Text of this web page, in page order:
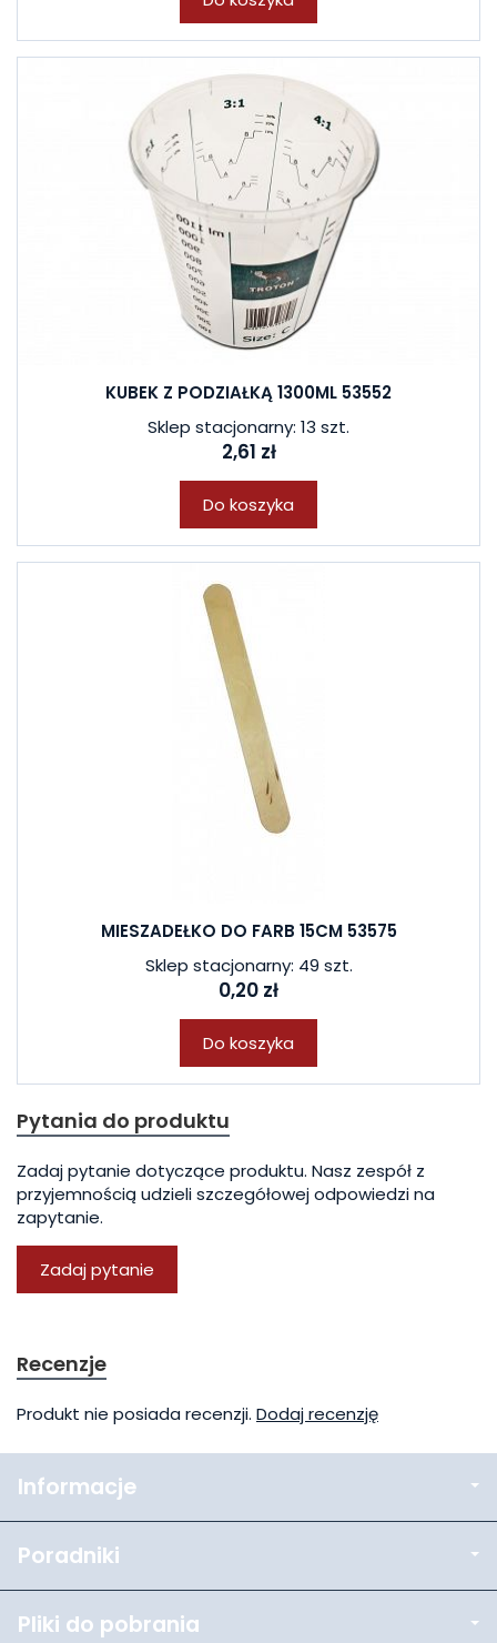
KUBEK Z PODZIAŁKĄ 1300ML 53552
Sklep stacjonarny: 13 szt.
2,61 zł
Do koszyka
MIESZADEŁKO DO FARB 15CM 53575
Sklep stacjonarny: 49 szt.
0,20 zł
Do koszyka
Pytania do produktu
Zadaj pytanie dotyczące produktu. Nasz zespół z
przyjemnością udzieli szczegółowej odpowiedzi na
zapytanie.
Zadaj pytanie
Recenzje
Produkt nie posiada recenzji. Dodaj recenzję
Informacje
Poradniki
Pliki do pobrania